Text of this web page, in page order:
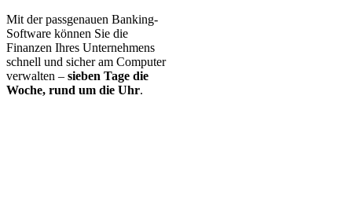
Mit der passgenauen Banking-
Software können Sie die
Finanzen Ihres Unternehmens
schnell und sicher am Computer
verwalten – sieben Tage die
Woche, rund um die Uhr.